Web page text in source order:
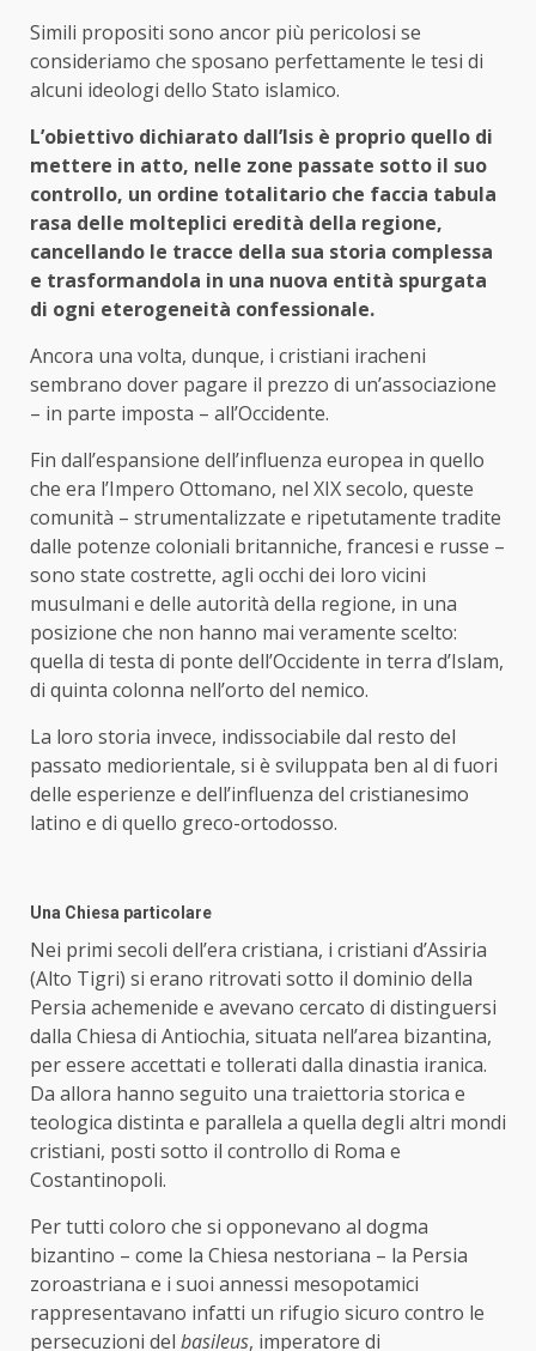
Simili propositi sono ancor più pericolosi se
consideriamo che sposano perfettamente le tesi di
alcuni ideologi dello Stato islamico.
L’obiettivo dichiarato dall’Isis è proprio quello di
mettere in atto, nelle zone passate sotto il suo
controllo, un ordine totalitario che faccia tabula
rasa delle molteplici eredità della regione,
cancellando le tracce della sua storia complessa
e trasformandola in una nuova entità spurgata
di ogni eterogeneità confessionale.
Ancora una volta, dunque, i cristiani iracheni
sembrano dover pagare il prezzo di un’associazione
– in parte imposta – all’Occidente.
Fin dall’espansione dell’influenza europea in quello
che era l’Impero Ottomano, nel XIX secolo, queste
comunità – strumentalizzate e ripetutamente tradite
dalle potenze coloniali britanniche, francesi e russe –
sono state costrette, agli occhi dei loro vicini
musulmani e delle autorità della regione, in una
posizione che non hanno mai veramente scelto:
quella di testa di ponte dell’Occidente in terra d’Islam,
di quinta colonna nell’orto del nemico.
La loro storia invece, indissociabile dal resto del
passato mediorientale, si è sviluppata ben al di fuori
delle esperienze e dell’influenza del cristianesimo
latino e di quello greco-ortodosso.
Una Chiesa particolare
Nei primi secoli dell’era cristiana, i cristiani d’Assiria
(Alto Tigri) si erano ritrovati sotto il dominio della
Persia achemenide e avevano cercato di distinguersi
dalla Chiesa di Antiochia, situata nell’area bizantina,
per essere accettati e tollerati dalla dinastia iranica.
Da allora hanno seguito una traiettoria storica e
teologica distinta e parallela a quella degli altri mondi
cristiani, posti sotto il controllo di Roma e
Costantinopoli.
Per tutti coloro che si opponevano al dogma
bizantino – come la Chiesa nestoriana – la Persia
zoroastriana e i suoi annessi mesopotamici
rappresentavano infatti un rifugio sicuro contro le
persecuzioni del basileus, imperatore di